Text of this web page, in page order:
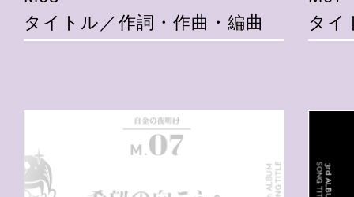
タイトル／作詞・作曲・編曲
タイ